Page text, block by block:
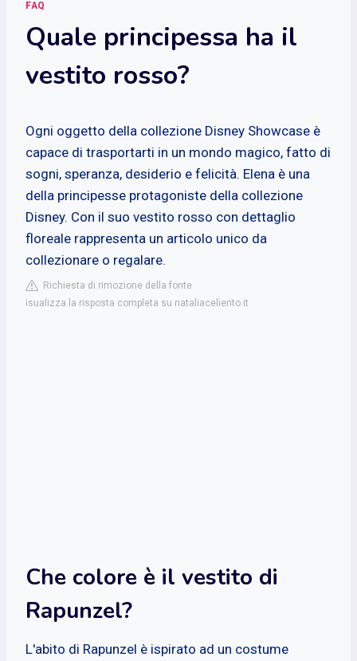
FAQ
Quale principessa ha il
vestito rosso?
Ogni oggetto della collezione Disney Showcase è
capace di trasportarti in un mondo magico, fatto di
sogni, speranza, desiderio e felicità. Elena è una
della principesse protagoniste della collezione
Disney. Con il suo vestito rosso con dettaglio
floreale rappresenta un articolo unico da
collezionare o regalare.
Richiesta di rimozione della fonte
isualizza la risposta completa su nataliaceliento.it
Che colore è il vestito di
Rapunzel?
L'abito di Rapunzel è ispirato ad un costume